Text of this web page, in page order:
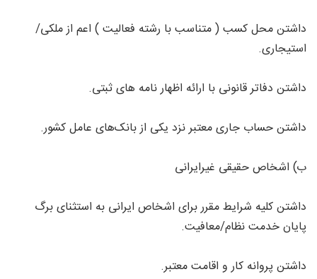
داشتن محل کسب ( متناسب با رشته فعالیت ) اعم از ملکی/
استیجاری.
داشتن دفاتر قانونی با ارائه اظهار نامه های ثبتی.
داشتن حساب جاری معتبر نزد یکی از بانک‌های عامل کشور.
ب) اشخاص حقیقی غیرایرانی
داشتن کلیه شرایط مقرر برای اشخاص ایرانی به استثنای برگ
پایان خدمت نظام/معافیت.
داشتن پروانه کار و اقامت معتبر.